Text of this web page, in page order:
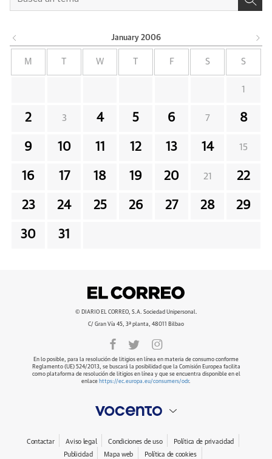
January 2006
M W F S S
1
2 3 4 5 6 7 8
9 10 11 12 13 14 15
16 17 18 19 20 21 22
23 24 25 26 27 28 29
30 31
© DIARIO EL CORREO, S.A. Sociedad Unipersonal.
C/ Gran Vía 45, 3ª planta, 48011 Bilbao
En lo posible, para la resolución de litigios en línea en materia de consumo conforme
Reglamento (UE) 524/2013, se buscará la posibilidad que la Comisión Europea facilita
como plataforma de resolución de litigios en línea y que se encuentra disponible en el
enlace https://ec.europa.eu/consumers/odr.
Contactar Aviso legal Condiciones de uso
Política de privacidad
Publicidad
Mapa web Política de cookies